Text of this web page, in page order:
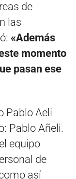
de
las
«Además
momento
pasan ese
Pablo Añeli.
equipo
de
así